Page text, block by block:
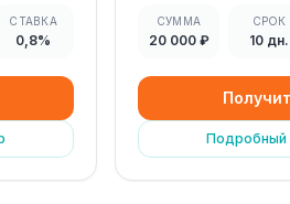
СТАВКА
0,8%
СУММА
20 000 ₽
СРОК
10 дн.
Подробный